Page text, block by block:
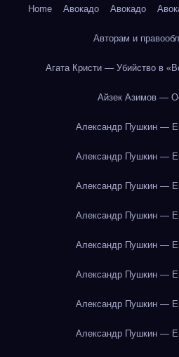
Home Авокадо Авокадо
Авторам и
Агата Кристи — Убийство в
Айзек Азимов —
Александр Пушкин —
Александр Пушкин —
Александр Пушкин —
Александр Пушкин —
Александр Пушкин —
Александр Пушкин —
Александр Пушкин —
Александр Пушкин —